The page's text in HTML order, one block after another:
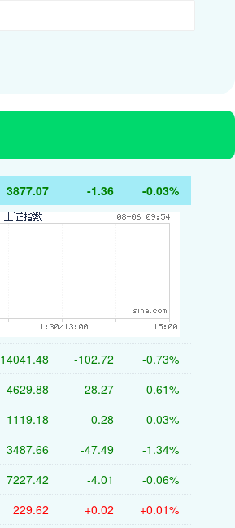
3877.07 -1.36 -0.03%
14041.48 -102.72 -0.73%
4629.88 -28.27 -0.61%
1119.18 -0.28 -0.03%
3487.66 -47.49 -1.34%
7227.42 -4.01 -0.06%
229.62 +0.02 +0.01%